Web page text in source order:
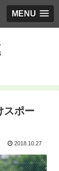
MENU
スポー
2018.10.27